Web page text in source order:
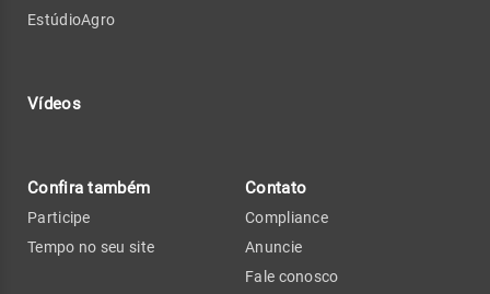
EstúdioAgro
Vídeos
Confira também
Participe
Tempo no seu site
Contato
Compliance
Anuncie
Fale conosco